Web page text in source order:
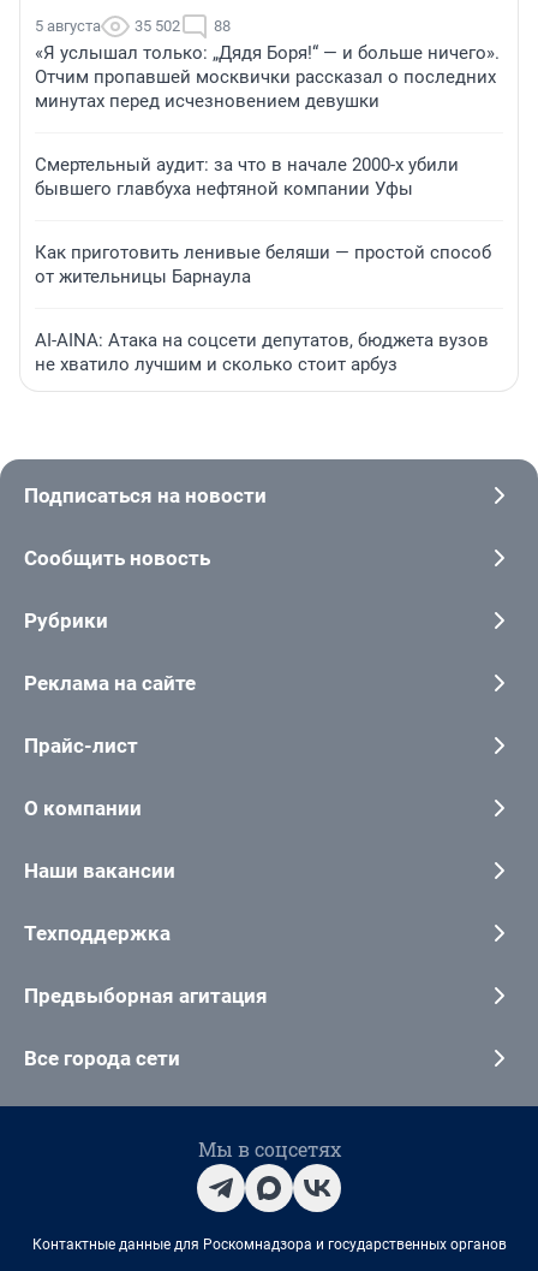
5 августа 35 502 88
«Я услышал только: „Дядя Боря!“ — и больше ничего».
Отчим пропавшей москвички рассказал о последних
минутах перед исчезновением девушки
Смертельный аудит: за что в начале 2000-х убили
бывшего главбуха нефтяной компании Уфы
Как приготовить ленивые беляши — простой способ
от жительницы Барнаула
AI-AINA: Атака на соцсети депутатов, бюджета вузов
не хватило лучшим и сколько стоит арбуз
Подписаться на новости
Сообщить новость
Рубрики
Реклама на сайте
Прайс-лист
О компании
Наши вакансии
Техподдержка
Предвыборная агитация
Все города сети
Мы в соцсетях
Контактные данные для Роскомнадзора и государственных органов